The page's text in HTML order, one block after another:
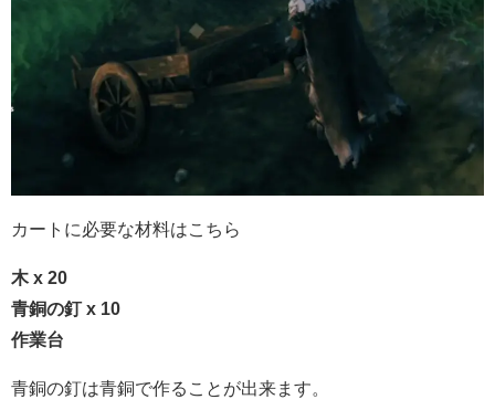
カートに必要な材料はこちら
木 x 20
青銅の釘 x 10
作業台
青銅の釘は青銅で作ることが出来ます。